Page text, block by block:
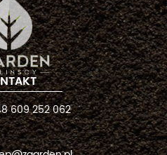
609 252 062